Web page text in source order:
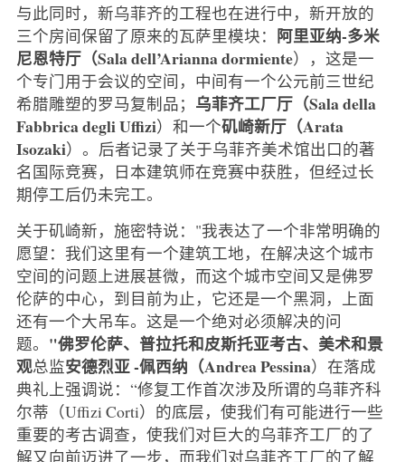
与此同时，新乌菲齐的工程也在进行中，新开放的
三个房间保留了原来的瓦萨里模块： 阿里亚纳-多米
尼恩特厅（Sala dell’Arianna dormiente），这是一
个专门用于会议的空间，中间有一个公元前三世纪
希腊雕塑的罗马复制品； 乌菲齐工厂厅（Sala della
Fabbrica degli Uffizi）和一个矶崎新厅（Arata
Isozaki）。后者记录了关于乌菲齐美术馆出口的著
名国际竞赛，日本建筑师在竞赛中获胜，但经过长
期停工后仍未完工。
关于矶崎新，施密特说："我表达了一个非常明确的
愿望：我们这里有一个建筑工地，在解决这个城市
空间的问题上进展甚微，而这个城市空间又是佛罗
伦萨的中心，到目前为止，它还是一个黑洞，上面
还有一个大吊车。这是一个绝对必须解决的问
题。 "佛罗伦萨、普拉托和皮斯托亚考古、美术和景
观总监安德烈亚-佩西纳（Andrea Pessina）在落成
典礼上强调说：“修复工作首次涉及所谓的乌菲齐科
尔蒂（Uffizi Corti）的底层，使我们有可能进行一些
重要的考古调查，使我们对巨大的乌菲齐工厂的了
解又向前迈进了一步，而我们对乌菲齐工厂的了解